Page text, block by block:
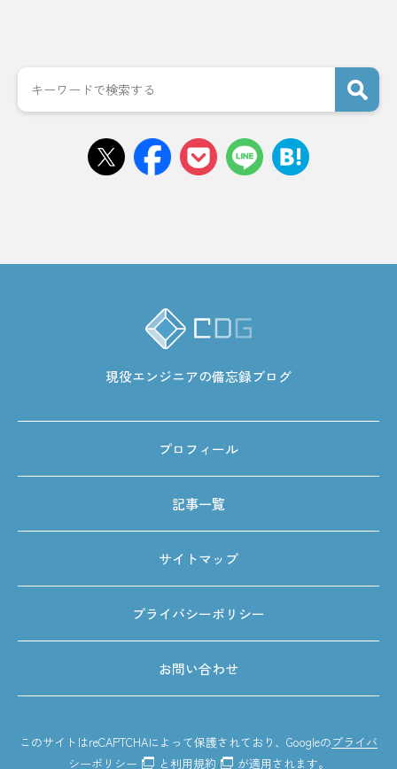
現役エンジニアの備忘録ブログ
プロフィール
記事一覧
サイトマップ
プライバシーポリシー
お問い合わせ
このサイトはreCAPTCHAによって保護されており、Googleのプライバ
シーポリシー
と利用規約 が適用されます。